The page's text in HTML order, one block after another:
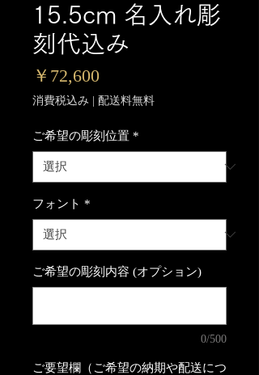
15.5cm 名入れ彫
刻代込み
￥72,600価
格
消費税込み | 配送料無料
ご希望の彫刻位置 *
フォント *
ご希望の彫刻内容 (オプション)
0/500
ご要望欄（ご希望の納期や配送につ